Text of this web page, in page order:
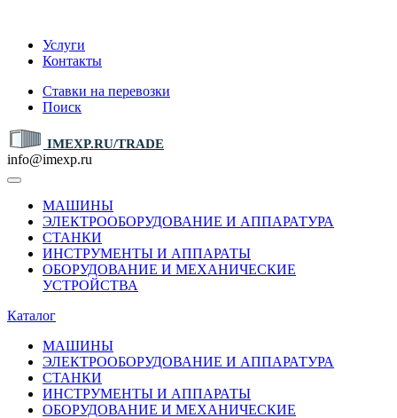
Услуги
Контакты
Ставки на перевозки
Поиск
IMEXP.RU/TRADE
info@imexp.ru
МАШИНЫ
ЭЛЕКТРООБОРУДОВАНИЕ И АППАРАТУРА
СТАНКИ
ИНСТРУМЕНТЫ И АППАРАТЫ
ОБОРУДОВАНИЕ И МЕХАНИЧЕСКИЕ
УСТРОЙСТВА
Каталог
МАШИНЫ
ЭЛЕКТРООБОРУДОВАНИЕ И АППАРАТУРА
СТАНКИ
ИНСТРУМЕНТЫ И АППАРАТЫ
ОБОРУДОВАНИЕ И МЕХАНИЧЕСКИЕ